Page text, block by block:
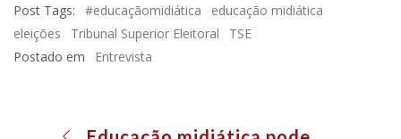
Post Tags: #educaçãomidiática
educação midiática
eleições
Tribunal Superior Eleitoral
TSE
Postado em
Entrevista